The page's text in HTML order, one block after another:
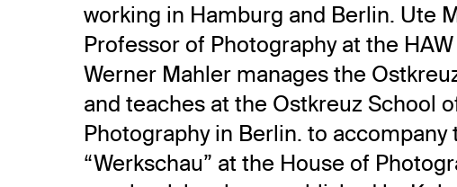
working in Hamburg and Berlin. Ute
Professor of Photography at the
Werner Mahler manages the
and teaches at the Ostkreuz School
Photography in Berlin. to accompany
“Werkschau” at the House of